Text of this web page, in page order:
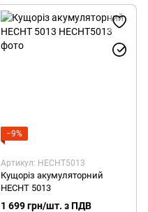
−9%
Артикул: HECHT5013
Кущоріз акумуляторний
HECHT 5013
1 699 грн/шт. з ПДВ